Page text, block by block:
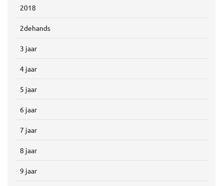
2018
2dehands
3 jaar
4 jaar
5 jaar
6 jaar
7 jaar
8 jaar
9 jaar